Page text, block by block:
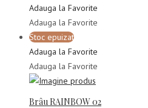
Adauga la Favorite
Adauga la Favorite
Stoc epuizat
Adauga la Favorite
Adauga la Favorite
Brâu RAINBOW 02